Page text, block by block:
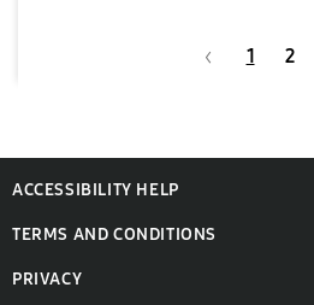
1 2
ACCESSIBILITY HELP
TERMS AND CONDITIONS
PRIVACY